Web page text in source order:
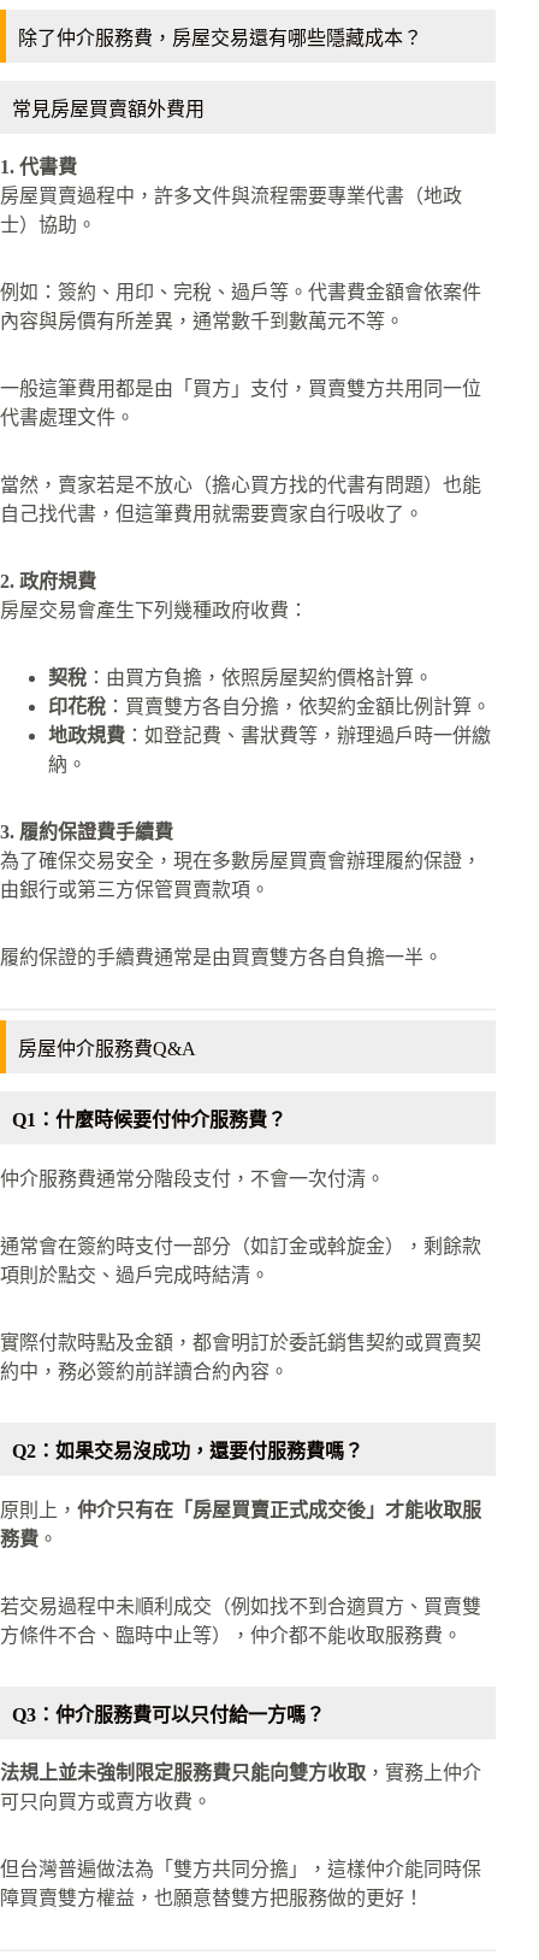
除了仲介服務費，房屋交易還有哪些隱藏成本？
常見房屋買賣額外費用
1. 代書費
房屋買賣過程中，許多文件與流程需要專業代書（地政
士）協助。
例如：簽約、用印、完稅、過戶等。代書費金額會依案件
內容與房價有所差異，通常數千到數萬元不等。
一般這筆費用都是由「買方」支付，買賣雙方共用同一位
代書處理文件。
當然，賣家若是不放心（擔心買方找的代書有問題）也能
自己找代書，但這筆費用就需要賣家自行吸收了。
2. 政府規費
房屋交易會產生下列幾種政府收費：
契稅 ：由買方負擔，依照房屋契約價格計算。
印花稅 ：買賣雙方各自分擔，依契約金額比例計算。
地政規費 ：如登記費、書狀費等，辦理過戶時一併繳
納。
3. 履約保證費手續費
為了確保交易安全，現在多數房屋買賣會辦理履約保證，
由銀行或第三方保管買賣款項。
履約保證的手續費通常是由買賣雙方各自負擔一半。
房屋仲介服務費Q&A
Q1：什麼時候要付仲介服務費？
仲介服務費通常分階段支付，不會一次付清。
通常會在簽約時支付一部分（如訂金或斡旋金），剩餘款
項則於點交、過戶完成時結清。
實際付款時點及金額，都會明訂於委託銷售契約或買賣契
約中，務必簽約前詳讀合約內容。
Q2：如果交易沒成功，還要付服務費嗎？
原則上， 仲介只有在「房屋買賣正式成交後」才能收取服
務費 。
若交易過程中未順利成交（例如找不到合適買方、買賣雙
方條件不合、臨時中止等），仲介都不能收取服務費。
Q3：仲介服務費可以只付給一方嗎？
法規上並未強制限定服務費只能向雙方收取 ，實務上仲介
可只向買方或賣方收費。
但台灣普遍做法為「雙方共同分擔」，這樣仲介能同時保
障買賣雙方權益，也願意替雙方把服務做的更好！